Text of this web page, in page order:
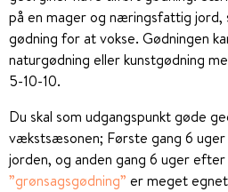
på en mager og næringsfattig jord,
gødning for at vokse. Gødningen
naturgødning eller kunstgødning
5-10-10.
Du skal som udgangspunkt gøde
vækstsæsonen; Første gang 6
jorden, og anden gang 6 uger efter
”grønsagsgødning” er meget